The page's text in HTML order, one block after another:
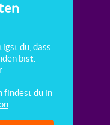
du, dass
bist.
findest du in